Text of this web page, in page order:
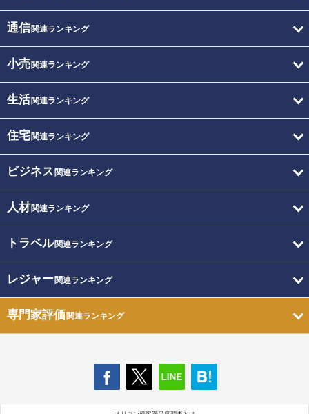
通信関連ランキング
小売関連ランキング
生活関連ランキング
住宅関連ランキング
ビジネス 関連ランキング
人材関連ランキング
トラベル関連ランキング
レジャー関連ランキング
専門家評価関連ランキング